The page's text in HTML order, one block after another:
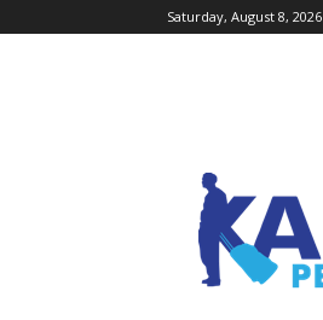
Saturday, August 8, 2026